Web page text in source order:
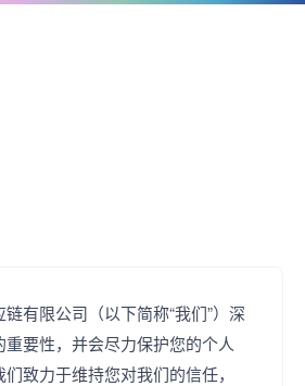
有限公司（以下简称“我们”）深
要性，并会尽力保护您的个人
致力于维持您对我们的信任，